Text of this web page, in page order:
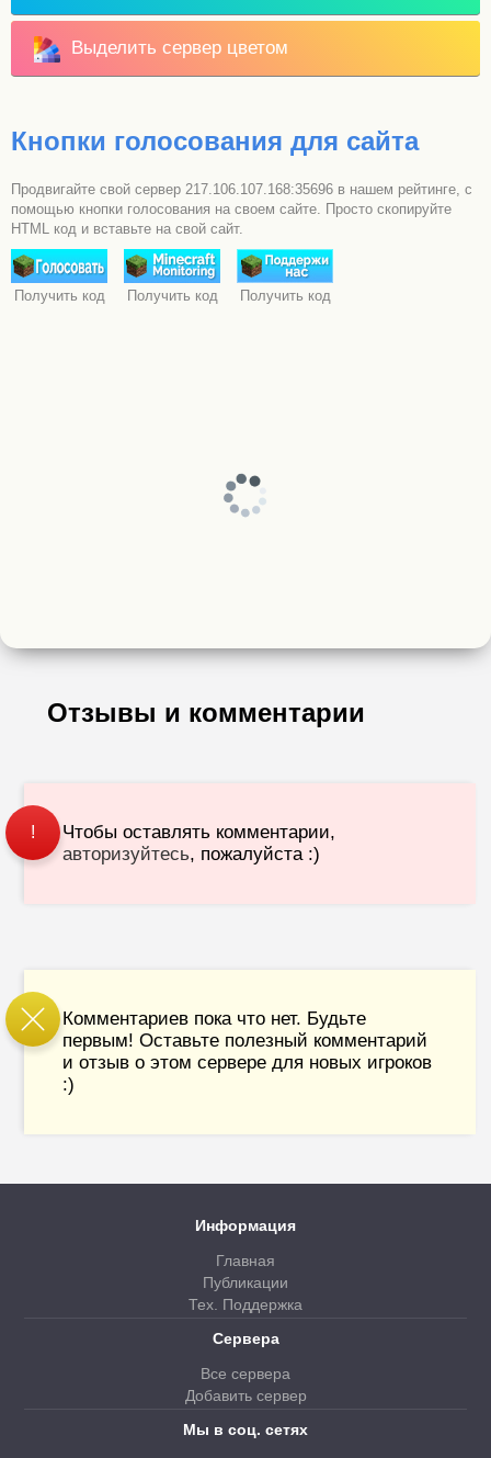
Выделить сервер цветом
Кнопки голосования для сайта
Продвигайте свой сервер 217.106.107.168:35696 в нашем рейтинге, с
помощью кнопки голосования на своем сайте. Просто скопируйте
HTML код и вставьте на свой сайт.
Получить код Получить код Получить код
Отзывы и комментарии
!
Чтобы оставлять комментарии,
авторизуйтесь, пожалуйста :)
Комментариев пока что нет. Будьте
первым! Оставьте полезный комментарий
и отзыв о этом сервере для новых игроков
:)
Информация
Главная
Публикации
Тех. Поддержка
Сервера
Все сервера
Добавить сервер
Мы в соц. сетях